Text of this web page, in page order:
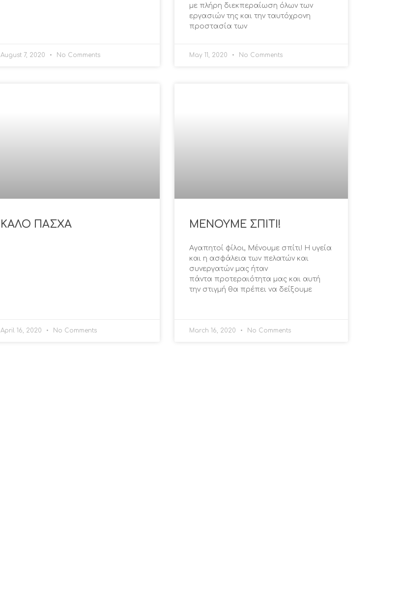
August 7, 2020 No Comments
με πλήρη διεκπεραίωση όλων των
εργασιών της και την ταυτόχρονη
προστασία των
May 11, 2020 No Comments
ΚΑΛΟ ΠΑΣΧΑ
April 16, 2020 No Comments
ΜΕΝΟΥΜΕ ΣΠΙΤΙ!
Αγαπητοί φίλοι, Μένουμε σπίτι! H υγεία
και η ασφάλεια των πελατών και
συνεργατών μας ήταν
πάντα προτεραιότητα μας και αυτή
την στιγμή θα πρέπει να δείξουμε
March 16, 2020 No Comments